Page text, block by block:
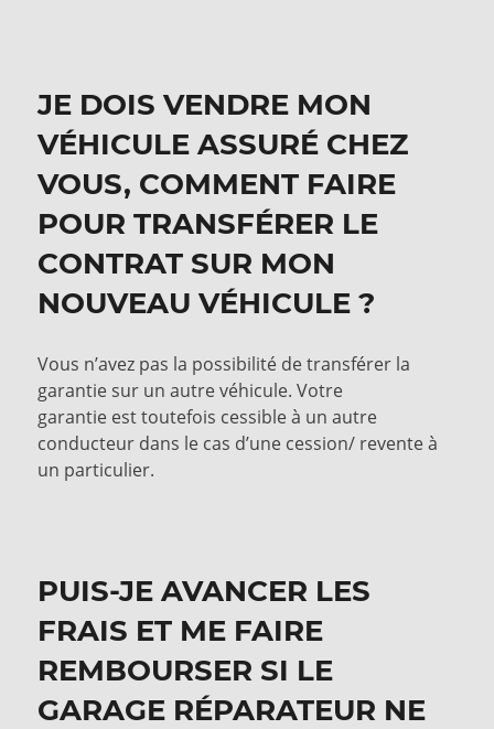
JE DOIS VENDRE MON
VÉHICULE ASSURÉ CHEZ
VOUS, COMMENT FAIRE
POUR TRANSFÉRER LE
CONTRAT SUR MON
NOUVEAU VÉHICULE ?
Vous n’avez pas la possibilité de transférer la
garantie sur un autre véhicule. Votre
garantie est toutefois cessible à un autre
conducteur dans le cas d’une cession/ revente à
un particulier.
PUIS-JE AVANCER LES
FRAIS ET ME FAIRE
REMBOURSER SI LE
GARAGE RÉPARATEUR NE